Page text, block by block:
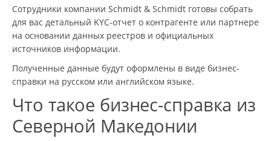
Сотрудники компании Schmidt & Schmidt готовы собрать
для вас детальный KYC-отчет о контрагенте или партнере
на основании данных реестров и официальных
источников информации.
Полученные данные будут оформлены в виде бизнес-
справки на русском или английском языке.
Что такое бизнес-справка из
Северной Македонии